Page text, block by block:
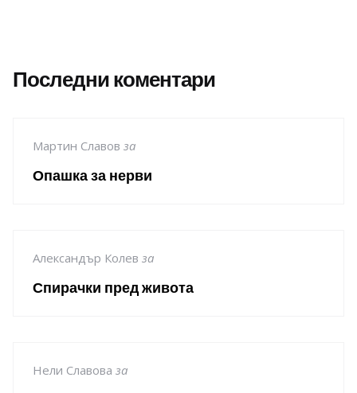
Последни коментари
Мартин Славов за
Опашка за нерви
Александър Колев за
Спирачки пред живота
Нели Славова за